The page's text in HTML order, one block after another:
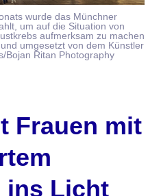
wurde das Münchner
um auf die Situation von
aufmerksam zu machen
umgesetzt von dem Künstler
Bojan Ritan Photography
Frauen mit
ins Licht